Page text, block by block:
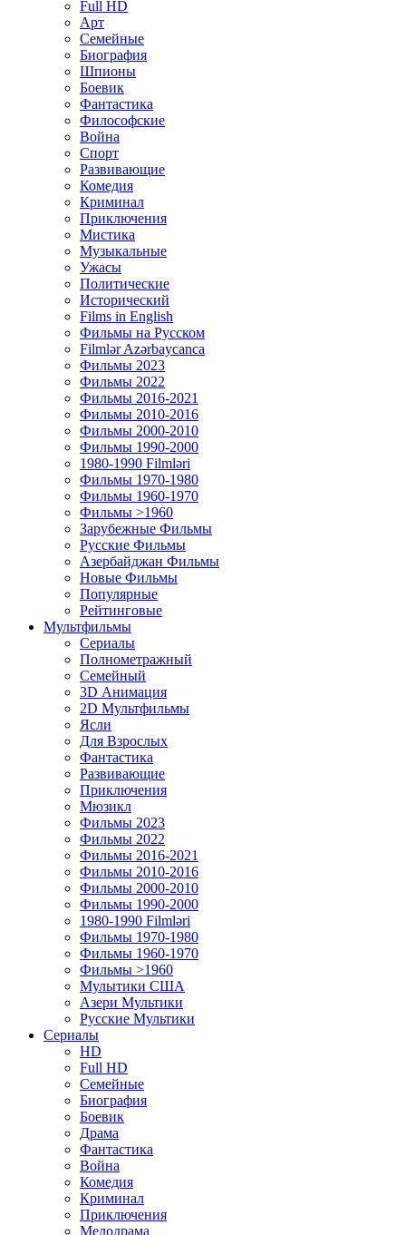
Full HD
Арт
Семейные
Биография
Шпионы
Боевик
Фантастика
Философские
Война
Спорт
Развивающие
Комедия
Криминал
Приключения
Мистика
Музыкальные
Ужасы
Политические
Исторический
Films in English
Фильмы на Русском
Filmlər Azərbaycanca
Фильмы 2023
Фильмы 2022
Фильмы 2016-2021
Фильмы 2010-2016
Фильмы 2000-2010
Фильмы 1990-2000
1980-1990 Filmləri
Фильмы 1970-1980
Фильмы 1960-1970
Фильмы >1960
Зарубежные Фильмы
Русские Фильмы
Азербайджан Фильмы
Новые Фильмы
Популярные
Рейтинговые
Мультфильмы
Сериалы
Полнометражный
Семейный
3D Анимация
2D Мультфильмы
Ясли
Для Взрослых
Фантастика
Развивающие
Приключения
Мюзикл
Фильмы 2023
Фильмы 2022
Фильмы 2016-2021
Фильмы 2010-2016
Фильмы 2000-2010
Фильмы 1990-2000
1980-1990 Filmləri
Фильмы 1970-1980
Фильмы 1960-1970
Фильмы >1960
Мулытики США
Азери Мультики
Русские Мультики
Сериалы
HD
Full HD
Семейные
Биография
Боевик
Драма
Фантастика
Война
Комедия
Криминал
Приключения
Мелодрама